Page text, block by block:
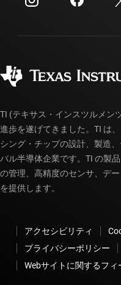
myTI アカウントの FAQ
ご注文に関する FAQ
TI (テキサス・インスツルメン
進歩を遂げてきました。TI は
シング・チップの設計、製造
バル半導体企業です。TI の製
の管理、高精度のセンサ、デ
を提供します。
アクセシビリティ
プライバシーポリシー
Webサイトに関するフィ